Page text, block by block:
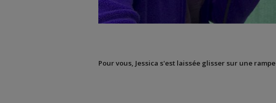
Pour vous, Jessica s'est laissée glisser sur une